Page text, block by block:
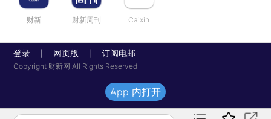
财新 财新周刊 Caixin
登录 网页版 订阅电邮
Copyright 财新网 All Rights Reserved
App 内打开